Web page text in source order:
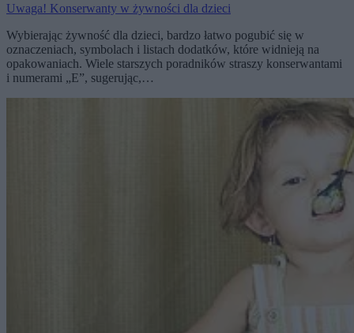
Uwaga! Konserwanty w żywności dla dzieci
Wybierając żywność dla dzieci, bardzo łatwo pogubić się w
oznaczeniach, symbolach i listach dodatków, które widnieją na
opakowaniach. Wiele starszych poradników straszy konserwantami
i numerami „E”, sugerując,…